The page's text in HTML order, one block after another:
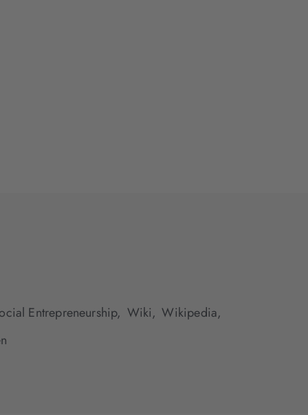
Entrepreneurship, Wiki, Wikipedia,